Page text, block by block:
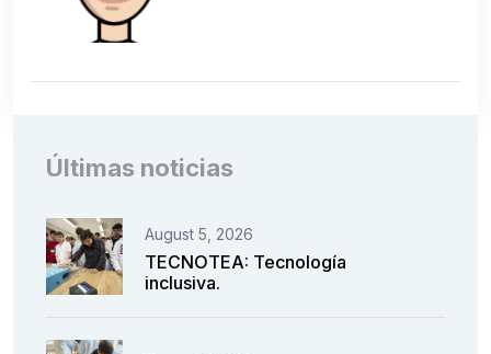
Últimas noticias
August 5, 2026
TECNOTEA: Tecnología
inclusiva.